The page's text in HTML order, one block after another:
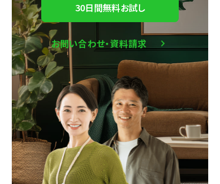
30日間無料お試し
お問い合わせ・資料請求